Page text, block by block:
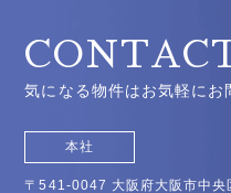
気になる物件はお気軽にお
本社
〒541-0047 大阪府大阪市中央